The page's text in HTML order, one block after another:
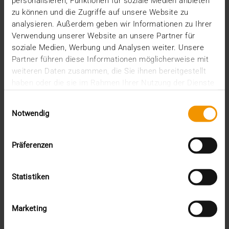
zu können und die Zugriffe auf unsere Website zu
analysieren. Außerdem geben wir Informationen zu Ihrer
Verwendung unserer Website an unsere Partner für
soziale Medien, Werbung und Analysen weiter. Unsere
Partner führen diese Informationen möglicherweise mit
weiteren Daten zusammen, die Sie ihnen bereitgestellt
Notwendig
Präferenzen
Statistiken
Marketing
VISUS HEALTH IT
MEHR ERFAHREN